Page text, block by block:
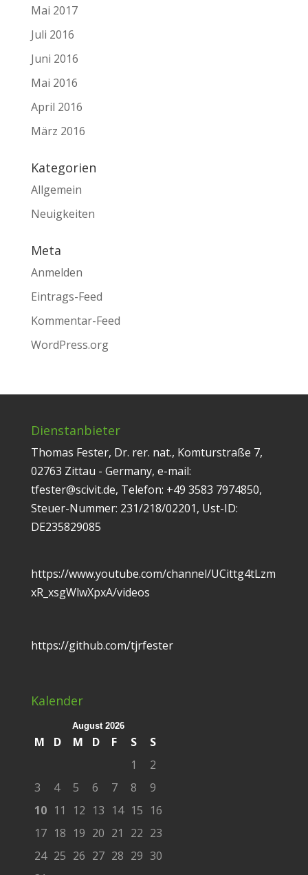
Mai 2017
Juli 2016
Juni 2016
Mai 2016
April 2016
März 2016
Kategorien
Allgemein
Neuigkeiten
Meta
Anmelden
Eintrags-Feed
Kommentar-Feed
WordPress.org
Dienstanbieter
Thomas Fester, Dr. rer. nat., Komturstraße 7,
02763 Zittau - Germany, e-mail:
tfester@scivit.de, Telefon: +49 3583 7974850,
Steuer-Nummer: 231/218/02201, Ust-ID:
DE235829085
https://www.youtube.com/channel/UCittg4tLzm
xR_xsgWlwXpxA/videos
https://github.com/tjrfester
Kalender
August 2026
M D M D F S
S
1
2
3
4 5 6 7 8
9
10 11 12 13 14 15 16
17 18 19 20 21 22 23
24 25 26 27 28 29 30